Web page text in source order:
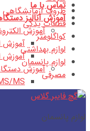
تماس با ما
آموزش آنالیز
آموزش
آموزش
آموزش
آموزش
MS
ظروف آزمایشگاهی
قطعات یدکی
کواگلومتر
لوازم بهداشتی
لوازم پانسمان
مصرفی
لوازم پانسمان